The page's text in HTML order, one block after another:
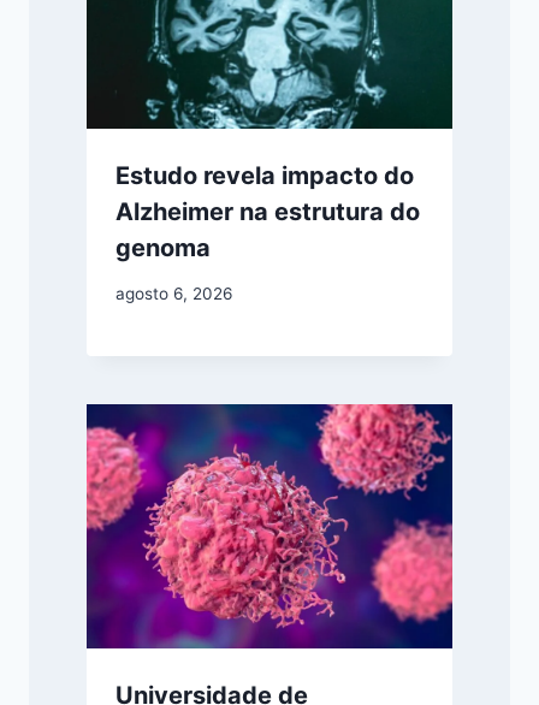
Estudo revela impacto do
Alzheimer na estrutura do
genoma
agosto 6, 2026
Universidade de